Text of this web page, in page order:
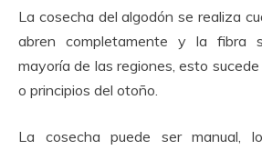
La cosecha del algodón se realiza
abren completamente y la fibra
mayoría de las regiones, esto
o principios del otoño.
La cosecha puede ser manual,